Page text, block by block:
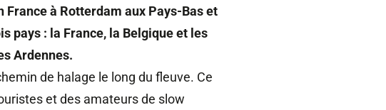
à Rotterdam aux Pays-Bas et
pays : la France, la Belgique et les
Ardennes.
de halage le long du fleuve. Ce
et des amateurs de slow